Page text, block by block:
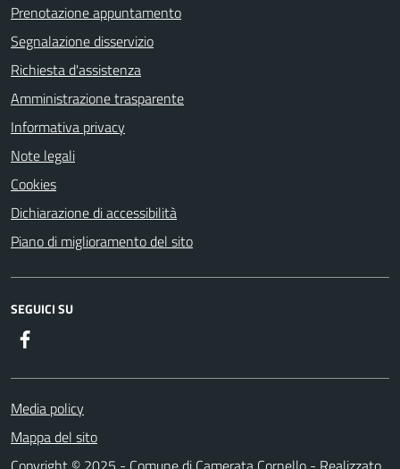
Prenotazione appuntamento
Segnalazione disservizio
Richiesta d'assistenza
Amministrazione trasparente
Informativa privacy
Note legali
Cookies
Dichiarazione di accessibilità
Piano di miglioramento del sito
SEGUICI SU
Media policy
Mappa del sito